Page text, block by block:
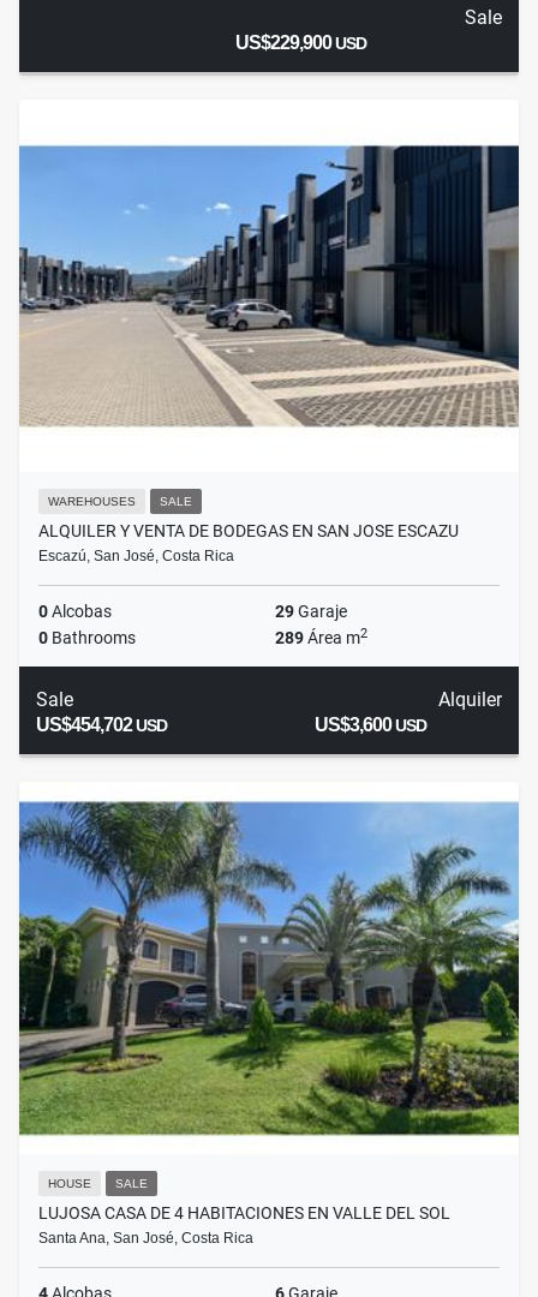
Sale
US$229,900USD
WAREHOUSES SALE
ALQUILER Y VENTA DE BODEGAS EN SAN JOSE ESCAZU
Escazú, San José, Costa Rica
0Alcobas 29Garaje
0 Bathrooms 289Área m2
Sale
US$454,702USD
Alquiler
US$3,600USD
HOUSE SALE
LUJOSA CASA DE 4 HABITACIONES EN VALLE DEL SOL
Santa Ana, San José, Costa Rica